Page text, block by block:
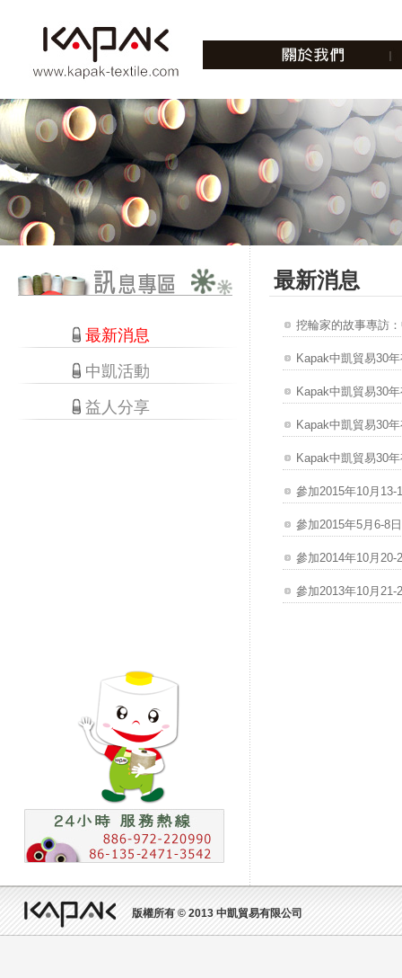
最新消息
中凱活動
益人分享
最新消息
挖輪家的故事專訪
Kapak中凱貿易30
Kapak中凱貿易30
Kapak中凱貿易30
Kapak中凱貿易30
參加2015年10月13-
參加2015年5月6-8
參加2014年10月20-
參加2013年10月21-
版權所有 © 2013 中凱貿易有限公司